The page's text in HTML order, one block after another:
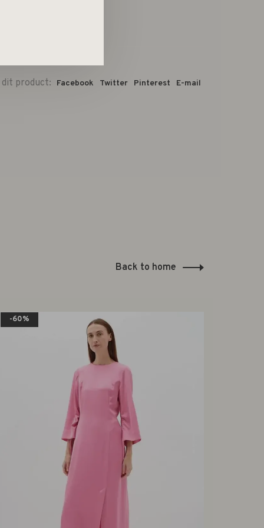
product: Facebook Twitter Pinterest E-mail
Back to home
-60%